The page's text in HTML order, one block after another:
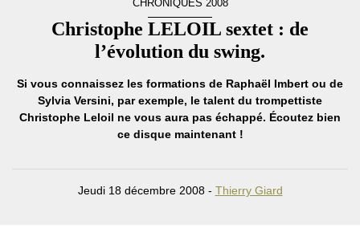
CHRONIQUES 2008
Christophe LELOIL sextet : de
l’évolution du swing.
Si vous connaissez les formations de Raphaël Imbert ou de
Sylvia Versini, par exemple, le talent du trompettiste
Christophe Leloil ne vous aura pas échappé. Écoutez bien
ce disque maintenant !
Jeudi 18 décembre 2008 - Thierry Giard